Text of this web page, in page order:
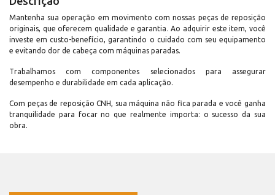
Mantenha sua operação em movimento com nossas peças de reposição
originais, que oferecem qualidade e garantia. Ao adquirir este item, você
investe em custo-benefício, garantindo o cuidado com seu equipamento
e evitando dor de cabeça com máquinas paradas.
Trabalhamos com componentes selecionados para assegurar
desempenho e durabilidade em cada aplicação.
Com peças de reposição CNH, sua máquina não fica parada e você ganha
tranquilidade para focar no que realmente importa: o sucesso da sua
obra.